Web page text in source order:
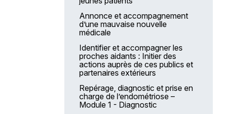
Annonce et accompagnement
d’une mauvaise nouvelle
médicale
Identifier et accompagner les
proches aidants : Initier des
actions auprès de ces publics et
partenaires extérieurs
Repérage, diagnostic et prise en
charge de l’endométriose –
Module 1 - Diagnostic